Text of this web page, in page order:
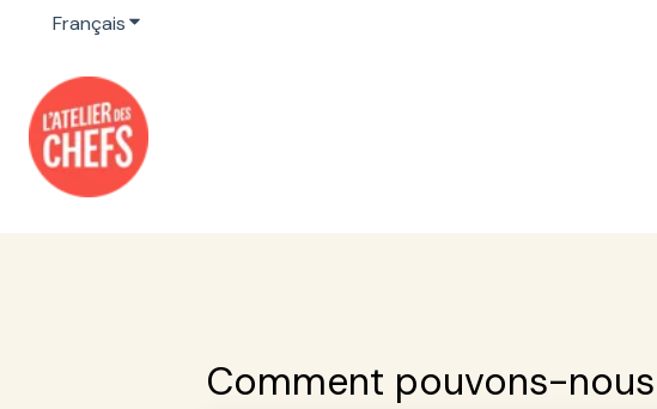
FrançaisAfficher le sous-menu pour les traductions
Comment pouvons-